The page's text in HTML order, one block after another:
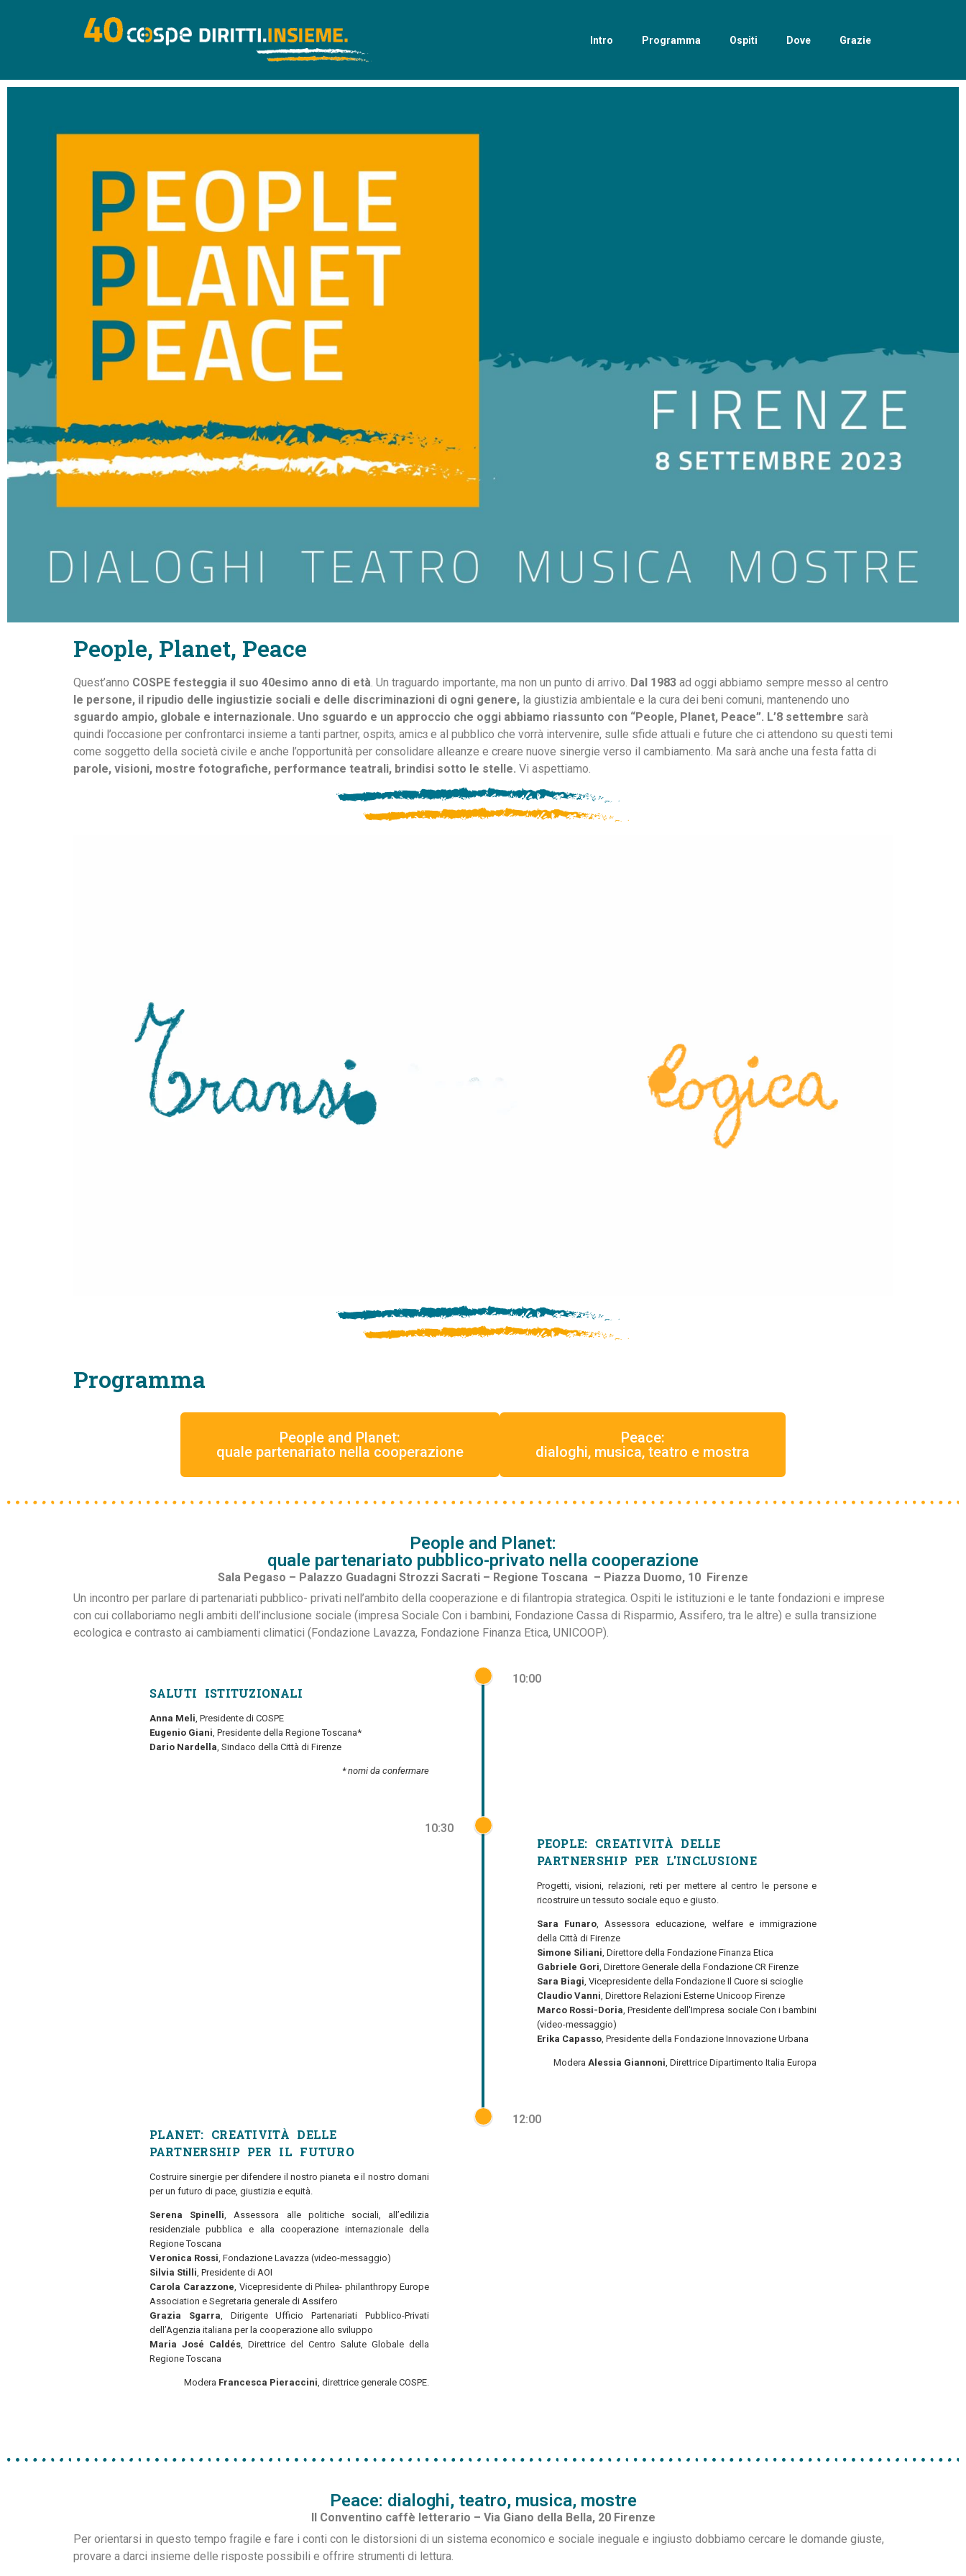
Intro Programma Ospiti Dove Grazie
People, Planet, Peace
Quest’anno COSPE festeggia il suo 40esimo anno di età . Un traguardo importante, ma non un punto di arrivo. Dal 1983 ad oggi abbiamo sempre messo al centro
le persone, il ripudio delle ingiustizie sociali e delle discriminazioni di ogni genere, la giustizia ambientale e la cura dei beni comuni, mantenendo uno
sguardo ampio, globale e internazionale. Uno sguardo e un approccio che oggi abbiamo riassunto con “People, Planet, Peace”. L’8 settembre sarà
quindi l’occasione per confrontarci insieme a tanti partner, ospitɜ, amicɜ e al pubblico che vorrà intervenire, sulle sfide attuali e future che ci attendono su questi temi
come soggetto della società civile e anche l’opportunità per consolidare alleanze e creare nuove sinergie verso il cambiamento. Ma sarà anche una festa fatta di
parole, visioni, mostre fotografiche, performance teatrali, brindisi sotto le stelle. Vi aspettiamo.
Programma
People and Planet:
quale partenariato nella cooperazione
Peace:
dialoghi, musica, teatro e mostra
People and Planet:
quale partenariato pubblico-privato nella cooperazione
Sala Pegaso – Palazzo Guadagni Strozzi Sacrati – Regione Toscana – Piazza Duomo, 10 Firenze
Un incontro per parlare di partenariati pubblico- privati nell’ambito della cooperazione e di filantropia strategica. Ospiti le istituzioni e le tante fondazioni e imprese
con cui collaboriamo negli ambiti dell’inclusione sociale (impresa Sociale Con i bambini, Fondazione Cassa di Risparmio, Assifero, tra le altre) e sulla transizione
ecologica e contrasto ai cambiamenti climatici (Fondazione Lavazza, Fondazione Finanza Etica, UNICOOP).
SALUTI ISTITUZIONALI
Anna Meli, Presidente di COSPE
Eugenio Giani, Presidente della Regione Toscana*
Dario Nardella, Sindaco della Città di Firenze
* nomi da confermare
10:00
PEOPLE: CREATIVITÀ DELLE
PARTNERSHIP PER L'INCLUSIONE
Progetti, visioni, relazioni, reti per mettere al centro le persone e
ricostruire un tessuto sociale equo e giusto.
Sara Funaro, Assessora educazione, welfare e immigrazione
della Città di Firenze
Simone Siliani , Direttore della Fondazione Finanza Etica
Gabriele Gori , Direttore Generale della Fondazione CR Firenze
Sara Biagi , Vicepresidente della Fondazione Il Cuore si scioglie
Claudio Vanni , Direttore Relazioni Esterne Unicoop Firenze
Marco Rossi-Doria , Presidente dell'Impresa sociale Con i bambini
(video-messaggio)
Erika Capasso, Presidente della Fondazione Innovazione Urbana
Modera Alessia Giannoni , Direttrice Dipartimento Italia Europa
10:30
PLANET: CREATIVITÀ DELLE
PARTNERSHIP PER IL FUTURO
Costruire sinergie per difendere il nostro pianeta e il nostro domani
per un futuro di pace, giustizia e equità.
Serena Spinelli , Assessora alle politiche sociali, all’edilizia
residenziale pubblica e alla cooperazione internazionale della
Regione Toscana
Veronica Rossi , Fondazione Lavazza (video-messaggio)
Silvia Stilli , Presidente di AOI
Carola Carazzone , Vicepresidente di Philea- philanthropy Europe
Association e Segretaria generale di Assifero
Grazia Sgarra , Dirigente Ufficio Partenariati Pubblico-Privati
dell’Agenzia italiana per la cooperazione allo sviluppo
Maria José Caldés, Direttrice del Centro Salute Globale della
Regione Toscana
Modera Francesca Pieraccini , direttrice generale COSPE.
12:00
Peace: dialoghi, teatro, musica, mostre
Il Conventino caffè letterario – Via Giano della Bella, 20 Firenze
Per orientarsi in questo tempo fragile e fare i conti con le distorsioni di un sistema economico e sociale ineguale e ingiusto dobbiamo cercare le domande giuste,
provare a darci insieme delle risposte possibili e offrire strumenti di lettura.